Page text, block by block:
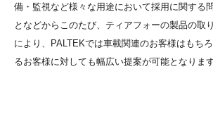
備・監視など様々な用途において採用に関する
となどからこのたび、ティアフォーの製品の取
により、PALTEKでは車載関連のお客様はもち
るお客様に対しても幅広い提案が可能となります